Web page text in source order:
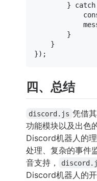
        }
catch
        }
    }
四、总结
discord.js 凭借
功能模块以及出色
Discord机器人的
处理、复杂的事件
音支持，
Discord机器人的